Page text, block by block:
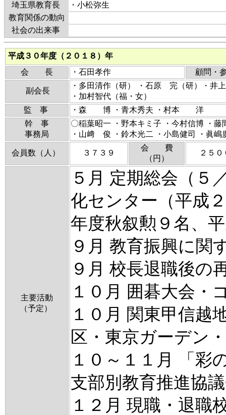
埼玉県教育長
・小松弥生
教育関係の動向
社会の出来事
平成３０年度（２０１８）年
会 長
・石田孝作 顧問・
副会長
・多田清作（研） ・石原 完（研）・井
・加村智代（福・女）
監 事
・森 博 ・青木秀夫 ・村本 洋
幹 事
事務局
〇稲葉昭一 ・野本キミ子 ・今村信博 ・
・山﨑 俊 ・鈴木光二 ・小島健司 ・眞
会員数（人） ３７３９
会 費
（円）
２５
主要活動
（予定）
５月 定期総会（５
化センター（平成
年度秋叙勲９名、
９月 教育振興に関
９月 校長退職後の
１０月 囲碁大会・
１０月 関東甲信越
区・東京ガーデン
１０～１１月 「
支部別教育推進協
１２月 現職・退職